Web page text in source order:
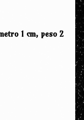
1 cm, peso 2